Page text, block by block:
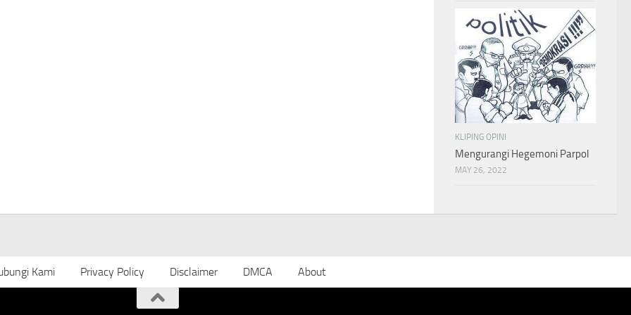
KLIPING OPINI
Mengurangi Hegemoni Parpol
MAY 26, 2022
Kami Privacy Policy Disclaimer DMCA About